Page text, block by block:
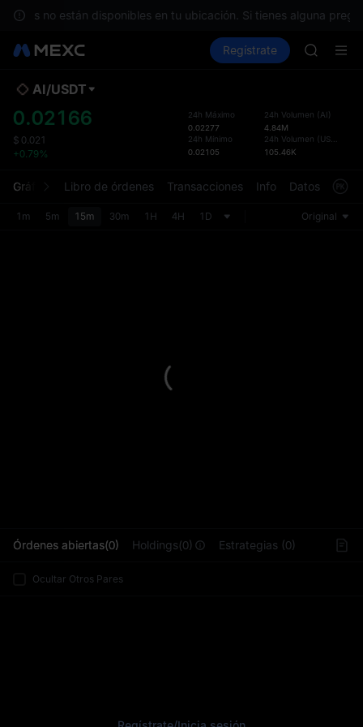
no están disponibles en tu ubicación. Si tienes alguna
Mercados Spot Futuros
Regístrate
BLESS
HEI
BLESS
UNITREE
Futuro
con
fácil
AI/USDT
0.02166
$ 0.021
+0.79%
24h Máximo
0.02277
24h Mínimo
0.02105
24h Volumen (AI)
4.84M
24h Volumen (USDT
105.46K
Gráfico Libro de órdenes Transacciones Info Datos de
1m 5m 15m 30m 1H 4H 1D Original
Órdenes abiertas(0) Holdings(0) Estrategias (0)
Ocultar Otros Pares